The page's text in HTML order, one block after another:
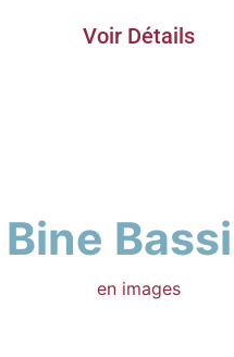
Voir Détails
Bine
en images